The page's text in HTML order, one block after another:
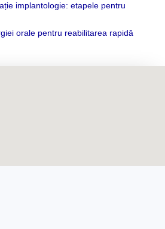
implantologie: etapele pentru
orale pentru reabilitarea rapidă